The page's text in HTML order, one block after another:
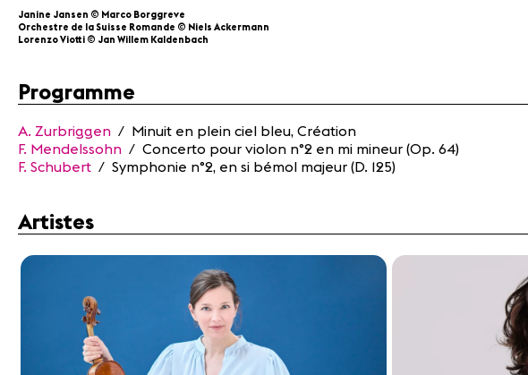
Janine Jansen © Marco Borggreve
Orchestre de la Suisse Romande © Niels Ackermann
Lorenzo Viotti © Jan Willem Kaldenbach
Programme
A. Zurbriggen / Minuit en plein ciel bleu, Création
F. Mendelssohn / Concerto pour violon n°2 en mi mineur (Op. 64)
F. Schubert / Symphonie n°2, en si bémol majeur (D. 125)
Artistes